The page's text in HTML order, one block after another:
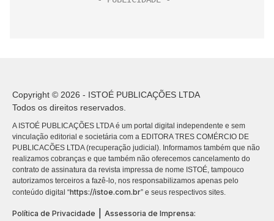
Copyright © 2026 - ISTOÉ PUBLICAÇÕES LTDA
Todos os direitos reservados.
A ISTOÉ PUBLICAÇÕES LTDA é um portal digital independente e sem
vinculação editorial e societária com a EDITORA TRES COMÉRCIO DE
PUBLICACÕES LTDA (recuperação judicial). Informamos também que não
realizamos cobranças e que também não oferecemos cancelamento do
contrato de assinatura da revista impressa de nome ISTOÉ, tampouco
autorizamos terceiros a fazê-lo, nos responsabilizamos apenas pelo
conteúdo digital “https://istoe.com.br” e seus respectivos sites.
Política de Privacidade Assessoria de Imprensa: